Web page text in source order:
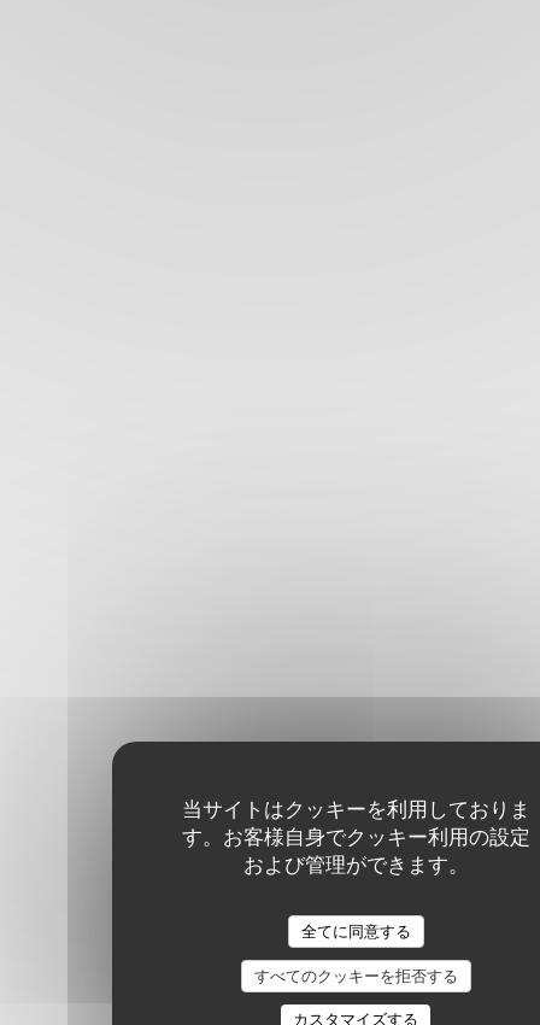
当サイトはクッキーを利用しておりま
す。お客様自身でクッキー利用の設定
および管理ができます。
全てに同意する
すべてのクッキーを拒否する
カスタマイズする